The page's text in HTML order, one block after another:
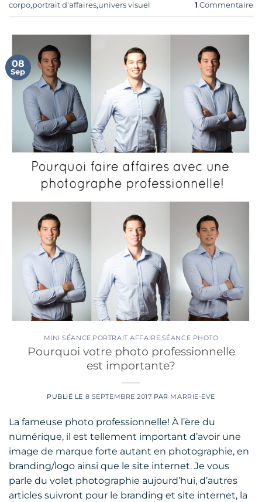
corpo,portrait d'affaires,univers visuel 1 Commentaire
08
Sep
MINI SÉANCE PORTRAIT AFFAIRE SÉANCE PHOTO
Pourquoi votre photo professionnelle
est importante?
PUBLIÉ LE 8 SEPTEMBRE 2017 PAR MARRIE-EVE
La fameuse photo professionnelle! À l’ère du
numérique, il est tellement important d’avoir une
image de marque forte autant en photographie, en
branding/logo ainsi que le site internet. Je vous
parle du volet photographie aujourd’hui, d’autres
articles suivront pour le branding et site internet, la